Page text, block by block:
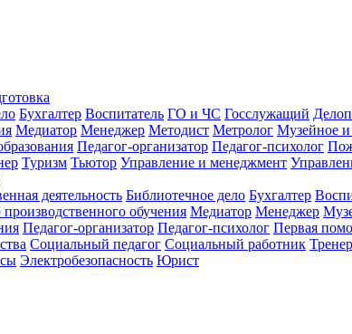
Бухгалтер Воспитатель ГО и ЧС Госслужащий
Медиатор Менеджер Методист Метролог Музейное и
Педагог-организатор Педагог-психолог
Туризм Тьютор Управление и менеджмент
деятельность Библиотечное дело Бухгалтер
обучения Медиатор Менеджер
Педагог-организатор Педагог-психолог Первая
Социальный педагог Социальный работник Тренер
Электробезопасность Юрист